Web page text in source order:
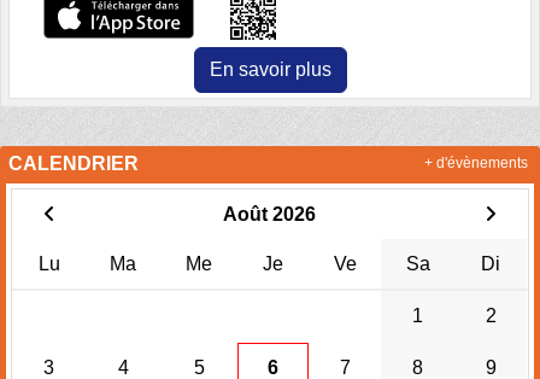
En savoir plus
CALENDRIER
Août 2026
Lu Ma Me Je Ve Sa Di
1 2
3 4 5 6 7 8 9
+ d'évènements